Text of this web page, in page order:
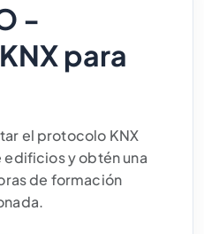
-
para
el protocolo KNX
y obtén una
de formación